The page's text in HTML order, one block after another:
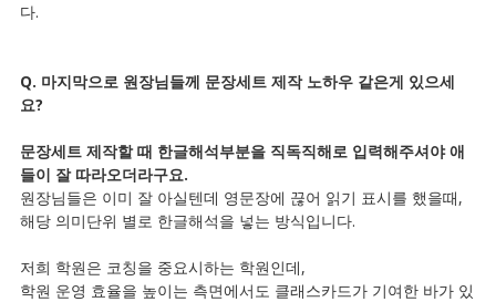
다.
Q. 마지막으로 원장님들께 문장세트 제작 노하우 같은게 있으세
요?
문장세트 제작할 때 한글해석부분을 직독직해로 입력해주셔야 애
들이 잘 따라오더라구요.
원장님들은 이미 잘 아실텐데 영문장에 끊어 읽기 표시를 했을때,
해당 의미단위 별로 한글해석을 넣는 방식입니다.
저희 학원은 코칭을 중요시하는 학원인데,
학원 운영 효율을 높이는 측면에서도 클래스카드가 기여한 바가 있